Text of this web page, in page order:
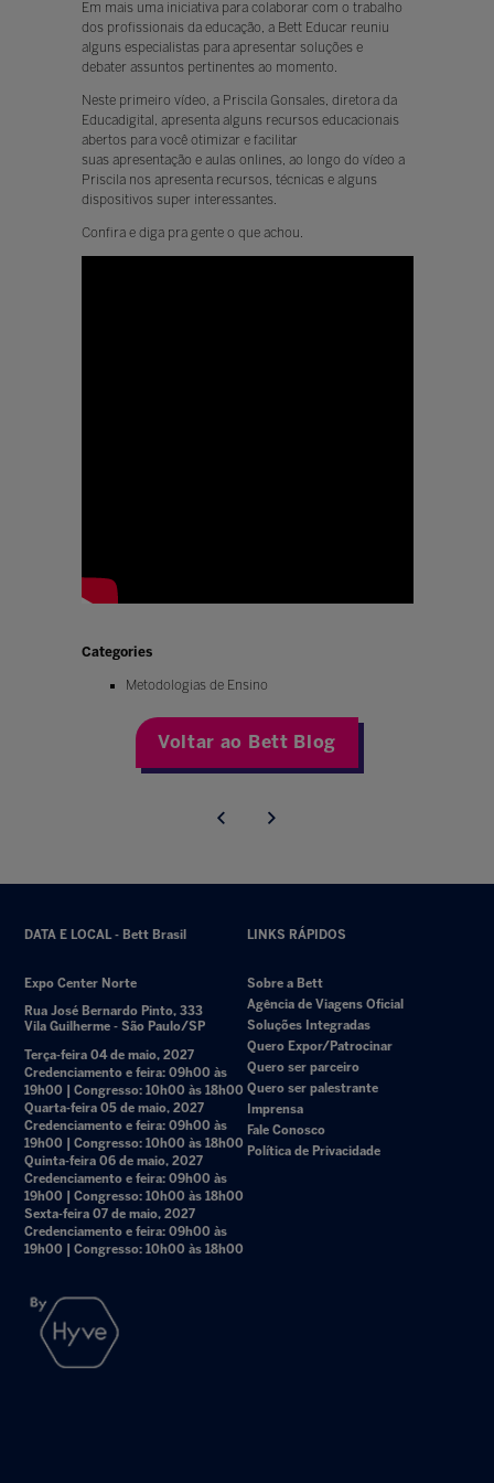
Em mais uma iniciativa para colaborar com o trabalho
dos profissionais da educação, a Bett Educar reuniu
alguns especialistas para apresentar soluções e
debater assuntos pertinentes ao momento.
Neste primeiro vídeo, a Priscila Gonsales, diretora da
Educadigital, apresenta alguns recursos educacionais
abertos para você otimizar e facilitar
suas apresentação e aulas onlines, ao longo do vídeo a
Priscila nos apresenta recursos, técnicas e alguns
dispositivos super interessantes.
Confira e diga pra gente o que achou.
Categories
Metodologias de Ensino
Voltar ao Bett Blog
DATA E LOCAL - Bett Brasil
Expo Center Norte
Rua José Bernardo Pinto, 333
Vila Guilherme - São Paulo/SP
Terça-feira 04 de maio, 2027
Credenciamento e feira: 09h00 às
19h00 | Congresso: 10h00 às 18h00
Quarta-feira 05 de maio, 2027
Credenciamento e feira: 09h00 às
19h00 | Congresso: 10h00 às 18h00
Quinta-feira 06 de maio, 2027
Credenciamento e feira: 09h00 às
19h00 | Congresso: 10h00 às 18h00
Sexta-feira 07 de maio, 2027
Credenciamento e feira: 09h00 às
19h00 | Congresso: 10h00 às 18h00
LINKS RÁPIDOS
Sobre a Bett
Agência de Viagens Oficial
Soluções Integradas
Quero Expor/Patrocinar
Quero ser parceiro
Quero ser palestrante
Imprensa
Fale Conosco
Política de Privacidade